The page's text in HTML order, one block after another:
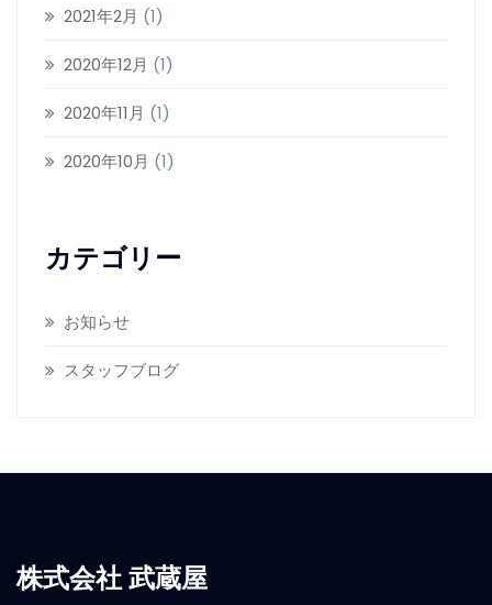
2021年2月 (1)
2020年12月 (1)
2020年11月 (1)
2020年10月 (1)
カテゴリー
お知らせ
スタッフブログ
株式会社 武蔵屋